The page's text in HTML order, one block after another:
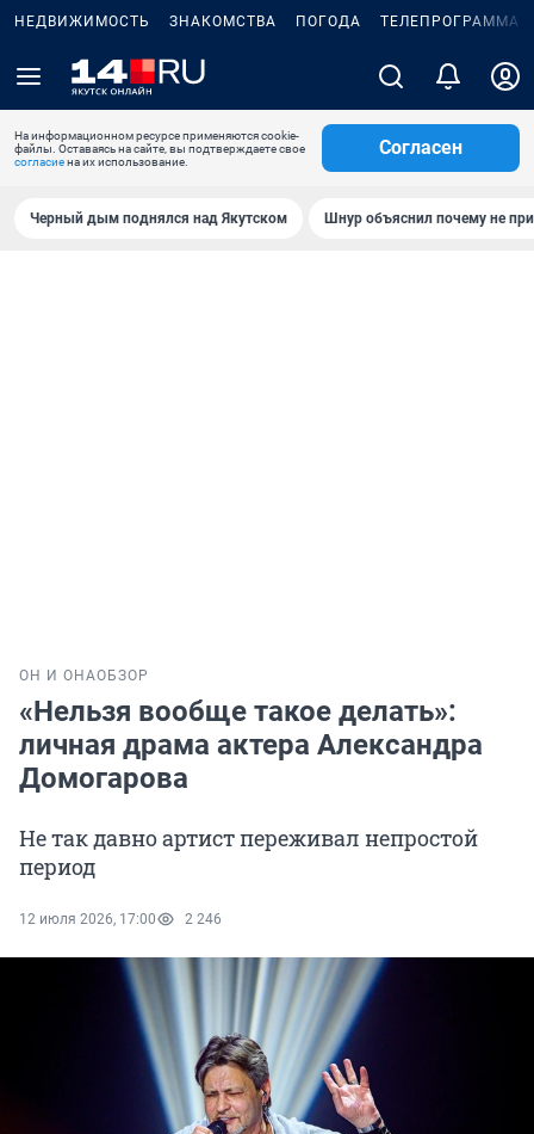
НЕДВИЖИМОСТЬ ЗНАКОМСТВА ПОГОДА ТЕЛЕПРОГРАММА
На информационном ресурсе применяются cookie-
файлы. Оставаясь на сайте, вы подтверждаете свое
согласиена их использование.
Согласен
Черный дым поднялся над Якутском Шнур объяснил почему не
ОН И ОНАОБЗОР
«Нельзя вообще такое делать»:
личная драма актера Александра
Домогарова
Не так давно артист переживал непростой
период
12 июля 2026, 17:00 2 246